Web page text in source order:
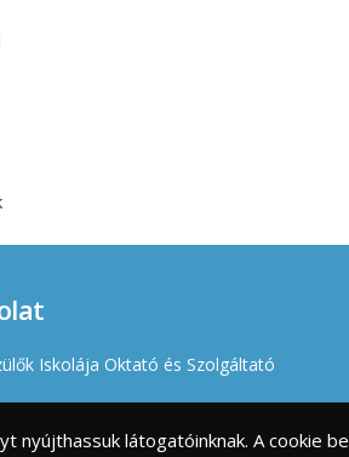
Iskolája Oktató és Szolgáltató
47.nyújthassuk látogatóinknak. A cookie